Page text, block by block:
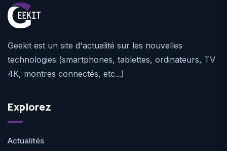
Geekit est un site d'actualité sur les nouvelles
technologies (smartphones, tablettes, ordinateurs, TV
4K, montres connectés, etc...)
Explorez
Actualités